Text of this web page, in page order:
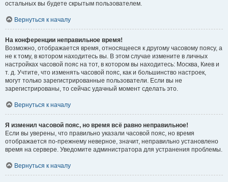
остальных вы будете скрытым пользователем.
Вернуться к началу
На конференции неправильное время!
Возможно, отображается время, относящееся к другому часовому поясу, а
не к тому, в котором находитесь вы. В этом случае измените в личных
настройках часовой пояс на тот, в котором вы находитесь: Москва, Киев и
т. д. Учтите, что изменять часовой пояс, как и большинство настроек,
могут только зарегистрированные пользователи. Если вы не
зарегистрированы, то сейчас удачный момент сделать это.
Вернуться к началу
Я изменил часовой пояс, но время всё равно неправильное!
Если вы уверены, что правильно указали часовой пояс, но время
отображается по-прежнему неверное, значит, неправильно установлено
время на сервере. Уведомите администратора для устранения проблемы.
Вернуться к началу